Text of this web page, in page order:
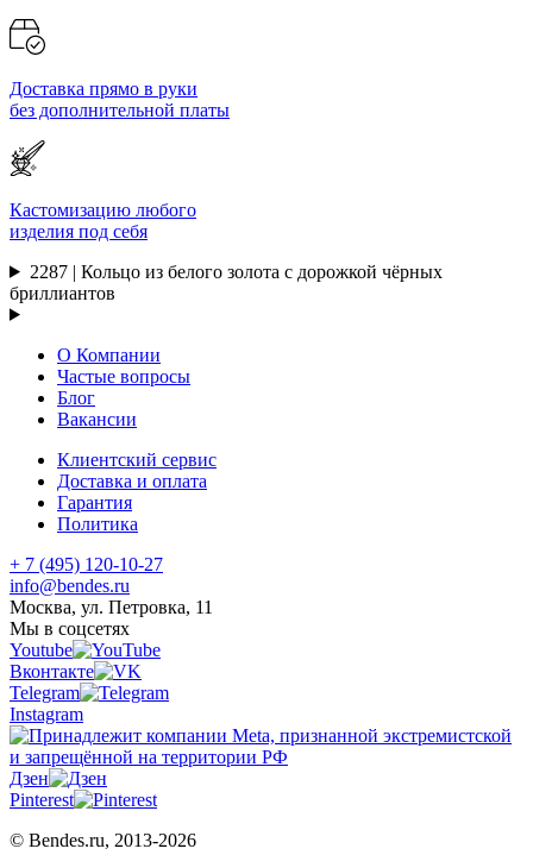
Доставка прямо в руки
без дополнительной платы
Кастомизацию любого
изделия под себя
2287 | Кольцо из белого золота с дорожкой чёрных
бриллиантов
О Компании
Частые вопросы
Блог
Вакансии
Клиентский сервис
Доставка и оплата
Гарантия
Политика
+ 7 (495) 120-10-27
info@bendes.ru
Москва, ул. Петровка, 11
Мы в соцсетях
Youtube
Вконтакте
Telegram
Instagram
Дзен
Pinterest
© Bendes.ru, 2013-2026